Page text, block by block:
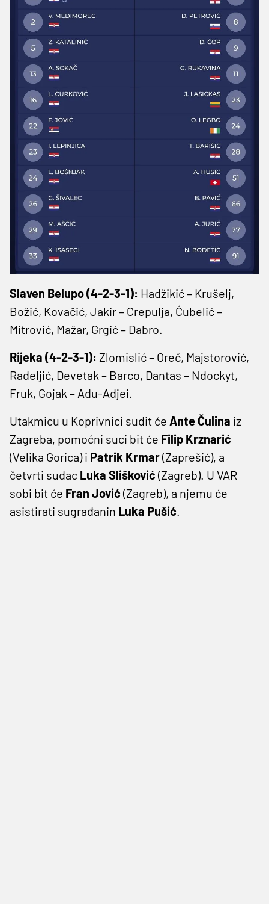
Slaven Belupo (4-2-3-1): Hadžikić – Krušelj,
Božić, Kovačić, Jakir – Crepulja, Ćubelić –
Mitrović, Mažar, Grgić – Dabro.
Rijeka (4-2-3-1): Zlomislić – Oreč, Majstorović,
Radeljić, Devetak – Barco, Dantas – Ndockyt,
Fruk, Gojak – Adu-Adjei.
Utakmicu u Koprivnici sudit će Ante Čulina iz
Zagreba, pomoćni suci bit će Filip Krznarić
(Velika Gorica) i Patrik Krmar(Zaprešić), a
četvrti sudac Luka Slišković (Zagreb). U VAR
sobi bit će Fran Jović (Zagreb), a njemu će
asistirati sugrađanin Luka Pušić.